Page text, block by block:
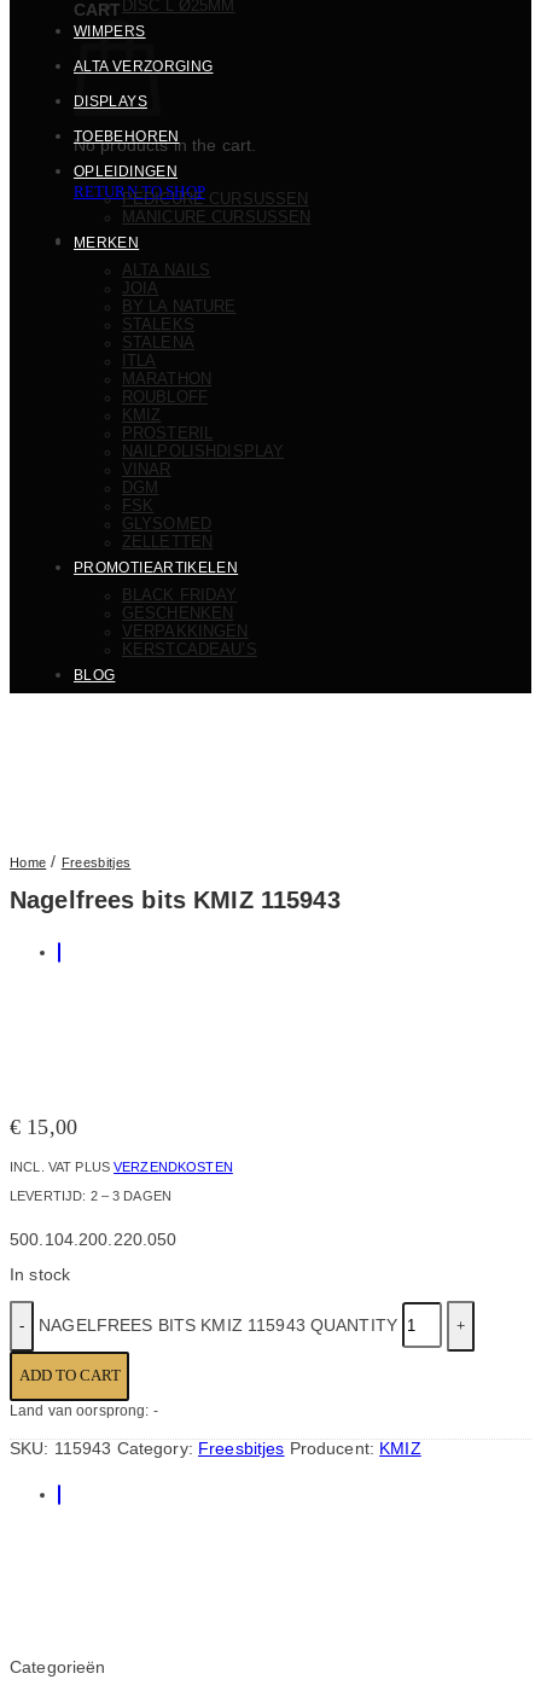
CART
No products in the cart.
RETURN TO SHOP
DISC L Ø25MM
WIMPERS
ALTA VERZORGING
DISPLAYS
TOEBEHOREN
OPLEIDINGEN
PEDICURE CURSUSSEN
MANICURE CURSUSSEN
MERKEN
ALTA NAILS
JOIA
BY LA NATURE
STALEKS
STALENA
ITLA
MARATHON
ROUBLOFF
KMIZ
PROSTERIL
NAILPOLISHDISPLAY
VINAR
DGM
FSK
GLYSOMED
ZELLETTEN
PROMOTIEARTIKELEN
BLACK FRIDAY
GESCHENKEN
VERPAKKINGEN
KERSTCADEAU’S
BLOG
Home / Freesbitjes
Nagelfrees bits KMIZ 115943
€ 15,00
INCL. VAT PLUSVERZENDKOSTEN
LEVERTIJD: 2 – 3 DAGEN
500.104.200.220.050
In stock
NAGELFREES BITS KMIZ 115943 QUANTITY
ADD TO CART
Land van oorsprong: -
SKU: 115943 Category: Freesbitjes Producent: KMIZ
Categorieën